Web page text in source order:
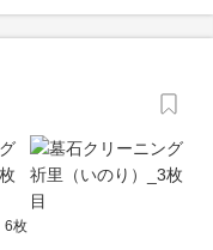
6枚